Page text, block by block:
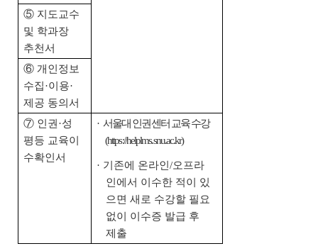
⑤ 지도교수
및 학과장
추천서
⑥ 개인정보
수집·이용·
제공 동의서
⑦ 인권 ·성
평등 교육이
수확인서
· 서울대 인권센터 교육 수강
(https://helplms.snu.ac.kr)
· 기존에 온라인/오프라
인에서 이수한 적이 있
으면새로 수강할 필요
없이 이수증 발급 후
제출